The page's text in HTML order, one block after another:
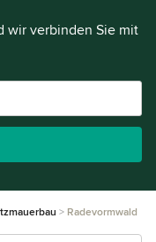
wir verbinden Sie mit
Radevormwald